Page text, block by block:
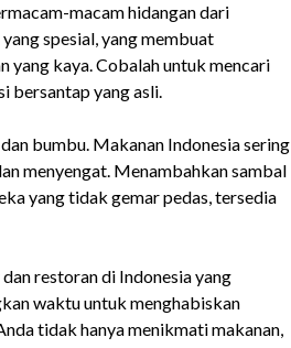
macam hidangan dari
spesial, yang membuat
yang kaya. Cobalah untuk mencari
bersantap yang asli.
bumbu. Makanan Indonesia sering
menyengat. Menambahkan sambal
yang tidak gemar pedas, tersedia
restoran di Indonesia yang
waktu untuk menghabiskan
tidak hanya menikmati makanan,